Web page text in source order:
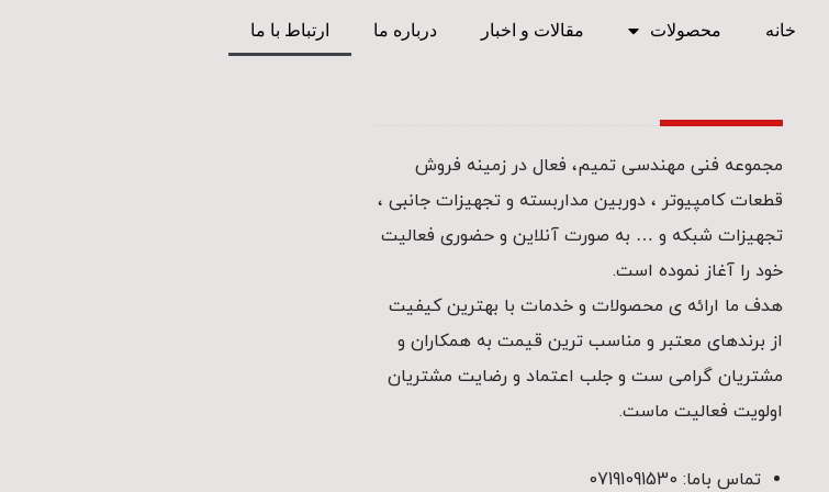
خانه محصولات مقالات و اخبار درباره ما ارتباط با ما
مجموعه فنی مهندسی تمیم، فعال در زمینه فروش
قطعات کامپیوتر ، دوربین مداربسته و تجهیزات جانبی ،
تجهیزات شبکه و … به صورت آنلاین و حضوری فعالیت
خود را آغاز نموده است.
هدف ما ارائه ی محصولات و خدمات با بهترین کیفیت
از برندهای معتبر و مناسب ترین قیمت به همکاران و
مشتریان گرامی ست و جلب اعتماد و رضایت مشتریان
اولویت فعالیت ماست.
تماس باما: 07191091530